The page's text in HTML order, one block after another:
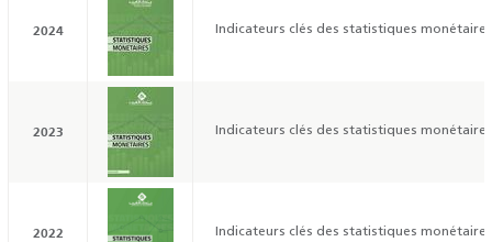
2024 Indicateurs clés des statistiques
2023 Indicateurs clés des statistiques
2022 Indicateurs clés des statistiques